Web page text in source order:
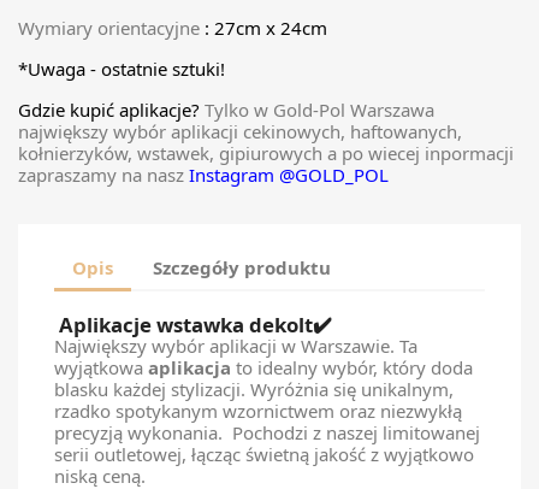
Wymiary orientacyjne : 27cm x 24cm
*Uwaga - ostatnie sztuki!
Gdzie kupić aplikacje? Tylko w Gold-Pol Warszawa
największy wybór aplikacji cekinowych, haftowanych,
kołnierzyków, wstawek, gipiurowych a po wiecej inpormacji
zapraszamy na nasz Instagram @GOLD_POL
Opis Szczegóły produktu
Aplikacje wstawka dekolt✔️
Największy wybór aplikacji w Warszawie. Ta
wyjątkowa aplikacja to idealny wybór, który doda
blasku każdej stylizacji. Wyróżnia się unikalnym,
rzadko spotykanym wzornictwem oraz niezwykłą
precyzją wykonania. Pochodzi z naszej limitowanej
serii outletowej, łącząc świetną jakość z wyjątkowo
niską ceną.